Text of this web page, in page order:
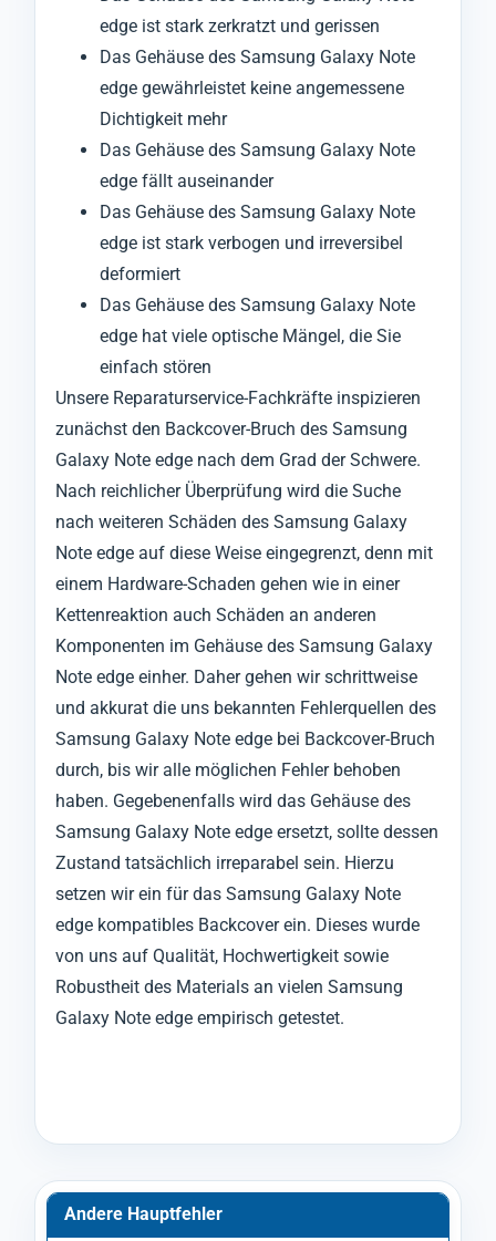
edge ist stark zerkratzt und gerissen
Das Gehäuse des Samsung Galaxy Note
edge gewährleistet keine angemessene
Dichtigkeit mehr
Das Gehäuse des Samsung Galaxy Note
edge fällt auseinander
Das Gehäuse des Samsung Galaxy Note
edge ist stark verbogen und irreversibel
deformiert
Das Gehäuse des Samsung Galaxy Note
edge hat viele optische Mängel, die Sie
einfach stören
Unsere Reparaturservice-Fachkräfte inspizieren
zunächst den Backcover-Bruch des Samsung
Galaxy Note edge nach dem Grad der Schwere.
Nach reichlicher Überprüfung wird die Suche
nach weiteren Schäden des Samsung Galaxy
Note edge auf diese Weise eingegrenzt, denn mit
einem Hardware-Schaden gehen wie in einer
Kettenreaktion auch Schäden an anderen
Komponenten im Gehäuse des Samsung Galaxy
Note edge einher. Daher gehen wir schrittweise
und akkurat die uns bekannten Fehlerquellen des
Samsung Galaxy Note edge bei Backcover-Bruch
durch, bis wir alle möglichen Fehler behoben
haben. Gegebenenfalls wird das Gehäuse des
Samsung Galaxy Note edge ersetzt, sollte dessen
Zustand tatsächlich irreparabel sein. Hierzu
setzen wir ein für das Samsung Galaxy Note
edge kompatibles Backcover ein. Dieses wurde
von uns auf Qualität, Hochwertigkeit sowie
Robustheit des Materials an vielen Samsung
Galaxy Note edge empirisch getestet.
Andere Hauptfehler